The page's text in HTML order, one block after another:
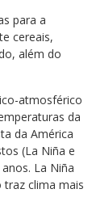
para a
cereais,
além do
atmosférico
da
da América
(La Niña e
La Niña
clima mais